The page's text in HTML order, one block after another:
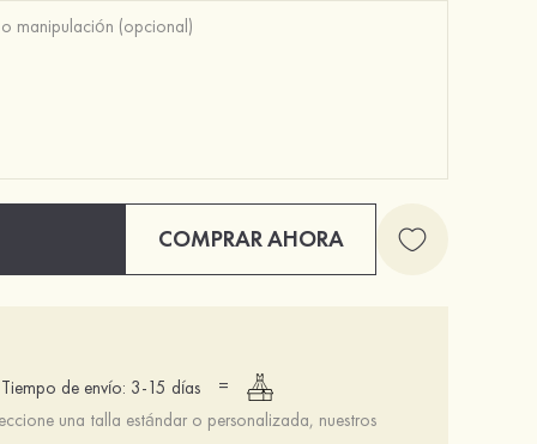
COMPRAR AHORA
de envío: 3-15 días
=
una talla estándar o personalizada, nuestros